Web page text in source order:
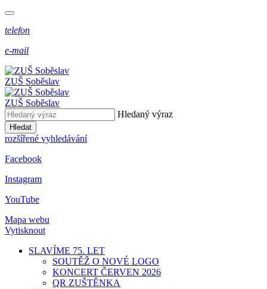
telefon
e-mail
ZUŠ Soběslav
ZUŠ Soběslav
Hledaný výraz
Hledat
rozšířené vyhledávání
Facebook
Instagram
YouTube
Mapa webu
Vytisknout
SLAVÍME 75. LET
SOUTĚŽ O NOVÉ LOGO
KONCERT ČERVEN 2026
QR ZUŠTĚNKA